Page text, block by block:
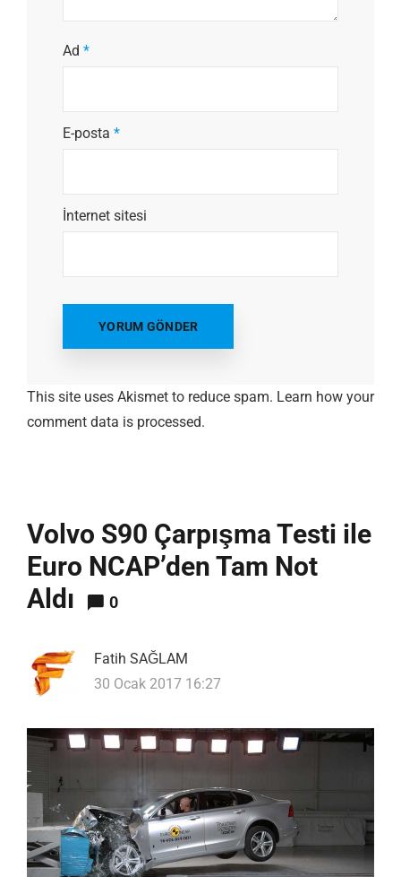
Ad *
E-posta *
İnternet sitesi
This site uses Akismet to reduce spam. Learn how your
comment data is processed.
Volvo S90 Çarpışma Testi ile
Euro NCAP’den Tam Not
Aldı
0
Fatih SAĞLAM
30 Ocak 2017 16:27